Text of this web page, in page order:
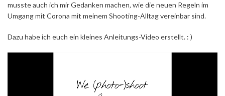
musste auch ich mir Gedanken machen, wie die neuen Regeln im
Umgang mit Corona mit meinem Shooting-Alltag vereinbar sind.
Dazu habe ich euch ein kleines Anleitungs-Video erstellt. : )